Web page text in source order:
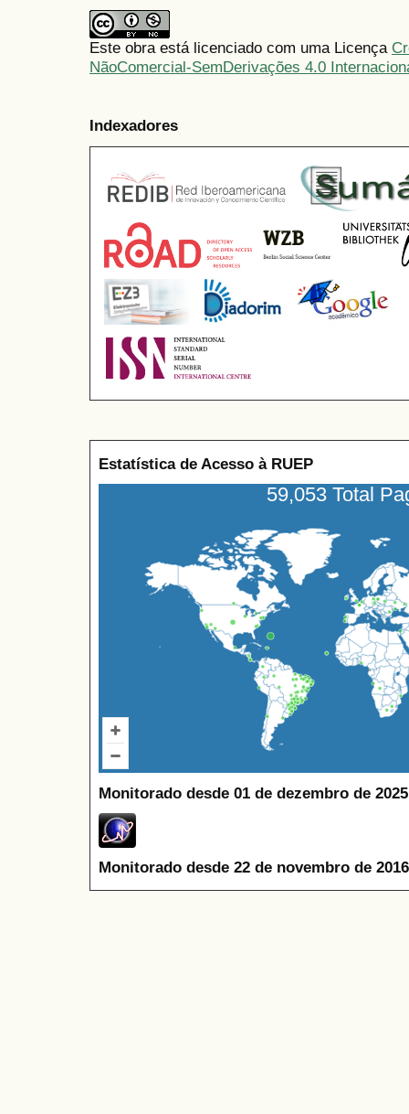
Este obra está licenciado com uma Licença
NãoComercial-SemDerivações 4.0
Indexadores
Estatística de Acesso à RUEP
59,053 Total
Monitorado desde 01 de dezembro de
Monitorado desde 22 de novembro de